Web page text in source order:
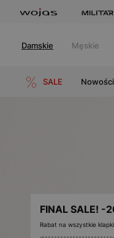
Damskie Męskie
SALE Nowości
FINAL SALE! -
Rabat na wszystkie